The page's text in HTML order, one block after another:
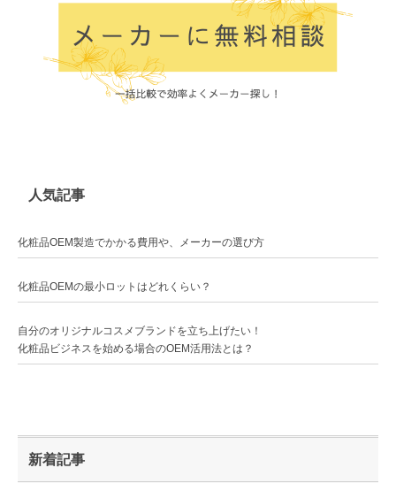
人気記事
化粧品OEM製造でかかる費用や、メーカーの選び方
化粧品OEMの最小ロットはどれくらい？
自分のオリジナルコスメブランドを立ち上げたい！
化粧品ビジネスを始める場合のOEM活用法とは？
新着記事